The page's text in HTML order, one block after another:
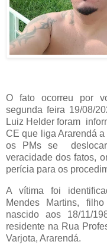
O fato ocorreu por
segunda feira 19/08/
Luiz Helder foram
CE que liga Ararendá
os PMs se
veracidade dos fatos,
perícia para os
A vítima foi
Mendes Martins,
nascido aos 18/11/
residente na Rua
Varjota, Ararendá.